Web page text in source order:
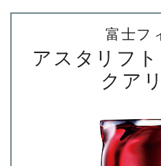
富士フ
アスタリフ
クア